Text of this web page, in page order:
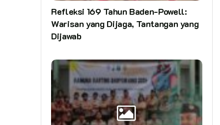
Refleksi 169 Tahun Baden-Powell:
Warisan yang Dijaga, Tantangan yang
Dijawab